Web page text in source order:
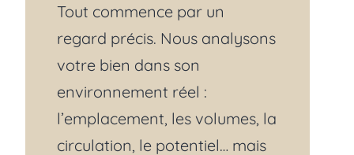
Tout commence par un
regard précis. Nous analysons
votre bien dans son
environnement réel :
l’emplacement, les volumes, la
circulation, le potentiel… mais